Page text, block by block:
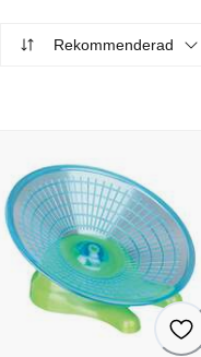
Rekommenderad